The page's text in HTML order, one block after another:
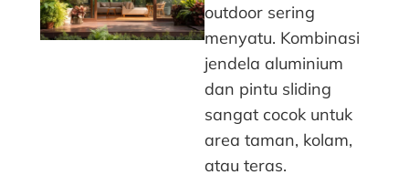
outdoor sering
menyatu. Kombinasi
jendela aluminium
dan pintu sliding
sangat cocok untuk
area taman, kolam,
atau teras.